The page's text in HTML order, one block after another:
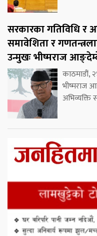
सरकारका गतिविधि र
समावेशिता र
उन्मुखः भीष्मराज
काठमाडौं,
भीष्मराज
अभिव्यक्ति